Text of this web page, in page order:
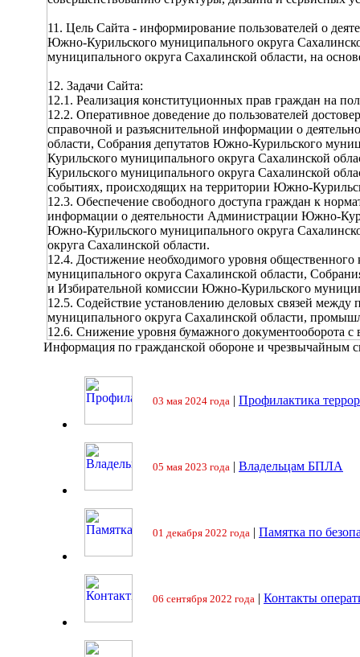
11. Цель Сайта - информирование пользователей о
Южно-Курильского муниципального округа
муниципального округа Сахалинской области, на
12. Задачи Сайта:
12.1. Реализация конституционных прав граждан на
12.2. Оперативное доведение до пользователей
справочной и разъяснительной информации о
области, Собрания депутатов Южно-Курильского
Курильского муниципального округа Сахалинской
Курильского муниципального округа Сахалинской
событиях, происходящих на территории Южно-
12.3. Обеспечение свободного доступа граждан к
информации о деятельности Администрации Южно-
Южно-Курильского муниципального округа
округа Сахалинской области.
12.4. Достижение необходимого уровня
муниципального округа Сахалинской области,
и Избирательной комиссии Южно-Курильского
12.5. Содействие установлению деловых связей
муниципального округа Сахалинской области,
12.6. Снижение уровня бумажного документооборота
Информация по гражданской обороне и чрезвычайным
03 мая 2024 года | Профилактика
05 мая 2023 года | Владельцам БПЛА
01 декабря 2022 года | Памятка по
06 сентября 2022 года | Контакты